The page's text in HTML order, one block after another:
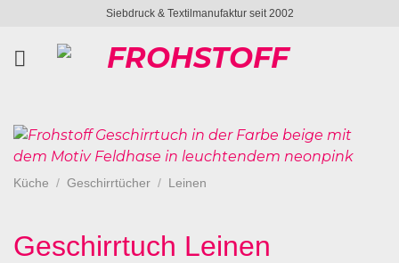
springen
Siebdruck & Textilmanufaktur seit 2002
Küche / Geschirrtücher / Leinen
Geschirrtuch Leinen